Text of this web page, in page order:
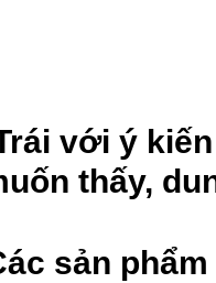
với ý
thấy,
sản